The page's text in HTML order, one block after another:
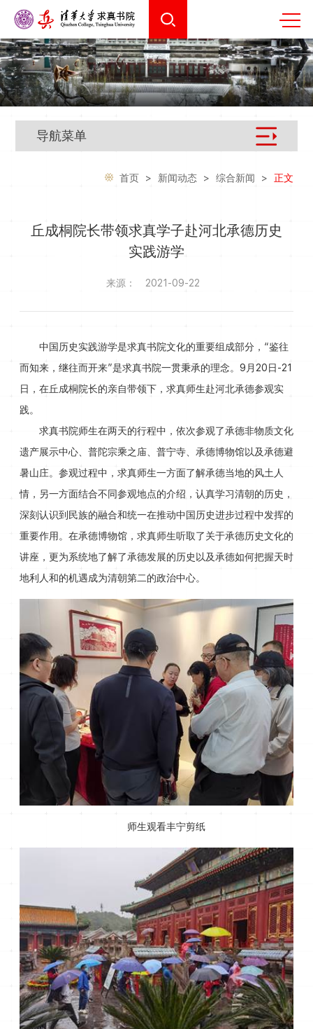
导航菜单
首页 > 新闻动态 > 综合新闻 > 正文
丘成桐院长带领求真学子赴河北承德历史
实践游学
来源： 2021-09-22
中国历史实践游学是求真书院文化的重要组成部分，“鉴往
而知来，继往而开来”是求真书院一贯秉承的理念。9月20日-21
日，在丘成桐院长的亲自带领下，求真师生赴河北承德参观实
践。
求真书院师生在两天的行程中，依次参观了承德非物质文化
遗产展示中心、普陀宗乘之庙、普宁寺、承德博物馆以及承德避
暑山庄。参观过程中，求真师生一方面了解承德当地的风土人
情，另一方面结合不同参观地点的介绍，认真学习清朝的历史，
深刻认识到民族的融合和统一在推动中国历史进步过程中发挥的
重要作用。在承德博物馆，求真师生听取了关于承德历史文化的
讲座，更为系统地了解了承德发展的历史以及承德如何把握天时
地利人和的机遇成为清朝第二的政治中心。
师生观看丰宁剪纸